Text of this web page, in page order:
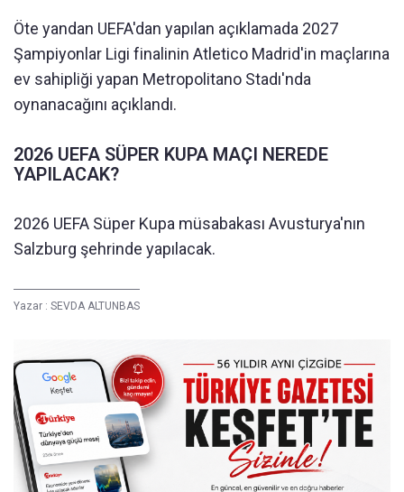
Öte yandan UEFA'dan yapılan açıklamada 2027
Şampiyonlar Ligi finalinin Atletico Madrid'in maçlarına
ev sahipliği yapan Metropolitano Stadı'nda
oynanacağını açıklandı.
2026 UEFA SÜPER KUPA MAÇI NEREDE
YAPILACAK?
2026 UEFA Süper Kupa müsabakası Avusturya'nın
Salzburg şehrinde yapılacak.
Yazar : SEVDA ALTUNBAS